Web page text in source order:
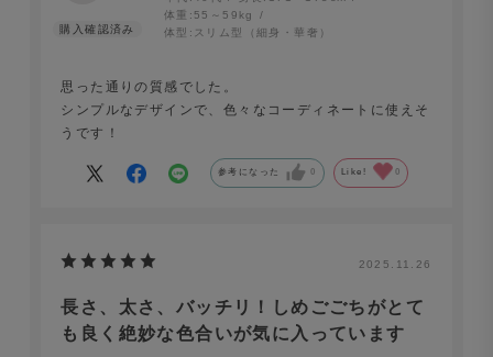
体重: 55～59kg
体型: スリム型（細身・華奢）
思った通りの質感でした。
シンプルなデザインで、色々なコーディネートに使えそ
うです！
参考になった 0 Like! 0
2025.11.26
長さ、太さ、バッチリ！しめごごちがとて
も良く絶妙な色合いが気に入っています